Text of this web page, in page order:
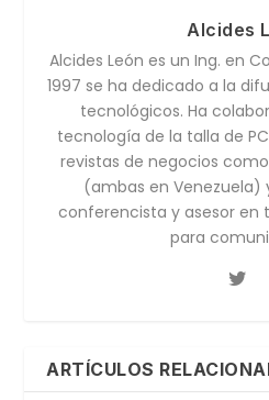
Alcides
Alcides León es un Ing. en
1997 se ha dedicado a la
tecnológicos. Ha
tecnología de la talla de
revistas de negocios como
(ambas en Venezuela)
conferencista y asesor en
para
ARTÍCULOS